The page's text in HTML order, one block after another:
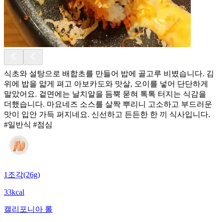
식초와 설탕으로 배합초를 만들어 밥에 골고루 비볐습니다. 김
위에 밥을 얇게 펴고 아보카도와 맛살, 오이를 넣어 단단하게
말았어요. 겉면에는 날치알을 듬뿍 묻혀 톡톡 터지는 식감을
더했습니다. 마요네즈 소스를 살짝 뿌리니 고소하고 부드러운
맛이 입안 가득 퍼지네요. 신선하고 든든한 한 끼 식사입니다.
#일반식 #점심
1조각(26g)
33kcal
캘리포니아 롤